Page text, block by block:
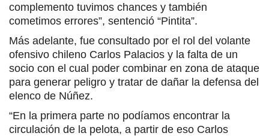
complemento tuvimos chances y también
cometimos errores”, sentenció “Pintita”.
Más adelante, fue consultado por el rol del volante
ofensivo chileno Carlos Palacios y la falta de un
socio con el cual poder combinar en zona de ataque
para generar peligro y tratar de dañar la defensa del
elenco de Núñez.
“En la primera parte no podíamos encontrar la
circulación de la pelota, a partir de eso Carlos